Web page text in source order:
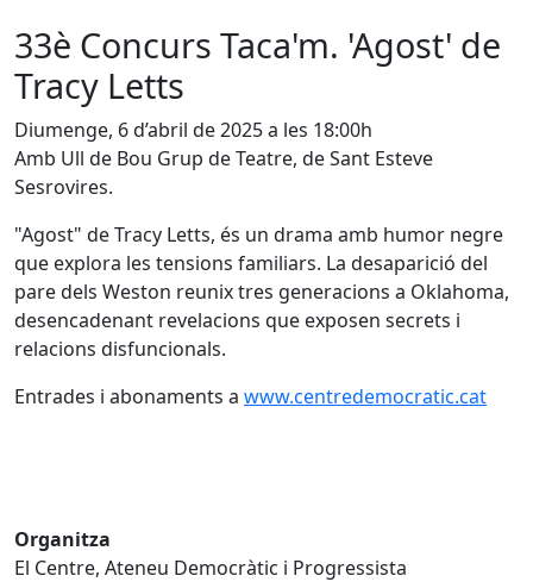
33è Concurs Taca'm. 'Agost' de
Tracy Letts
Diumenge, 6 d’abril de 2025 a les 18:00h
Amb Ull de Bou Grup de Teatre, de Sant Esteve
Sesrovires.
"Agost" de Tracy Letts, és un drama amb humor negre
que explora les tensions familiars. La desaparició del
pare dels Weston reunix tres generacions a Oklahoma,
desencadenant revelacions que exposen secrets i
relacions disfuncionals.
Entrades i abonaments a www.centredemocratic.cat
Organitza
El Centre, Ateneu Democràtic i Progressista